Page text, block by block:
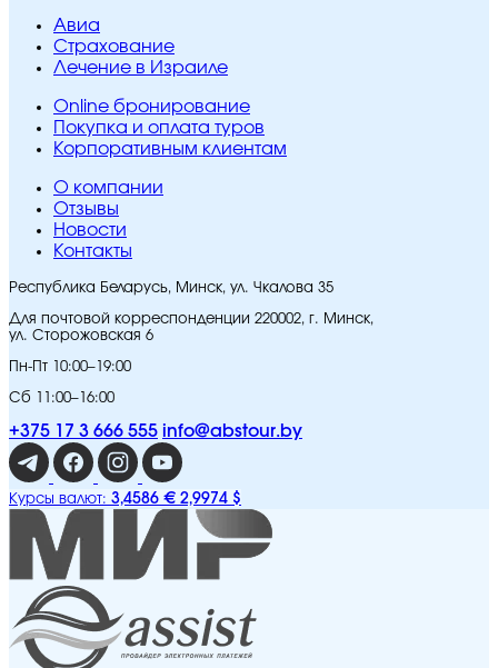
Авиа
Страхование
Лечение в Израиле
Online бронирование
Покупка и оплата туров
Корпоративным клиентам
O компании
Отзывы
Новости
Контакты
Республика Беларусь, Минск, ул. Чкалова 35
Для почтовой корреспонденции 220002, г. Минск,
ул. Сторожовская 6
Пн-Пт 10:00–19:00
Сб 11:00–16:00
+375 17 3 666 555 info@abstour.by
Курсы валют: 3,4586 € 2,9974 $